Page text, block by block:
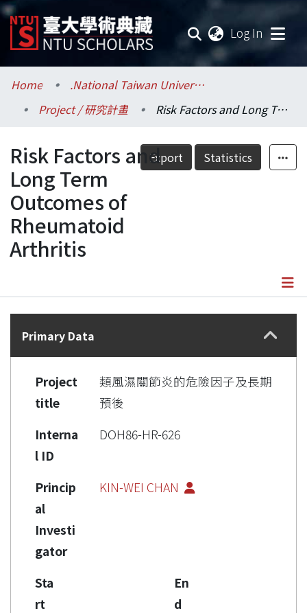
Log In
Communities & Collections
Research Outputs
Fundings & Projects
Researchers
Organizations
Statistics
Home
.National Taiwan University / 國立臺灣大學
Project / 研究計畫
Risk Factors and Long Term Outcomes of Rheumatoid Arthritis
Export Statistics
Risk Factors and
Long Term
Outcomes of
Rheumatoid
Arthritis
Details
Primary Data
Project
title
類風濕關節炎的危險因子及長期
預後
Interna
l ID
DOH86-HR-626
Princip
al
Investi
gator
KIN-WEI CHAN
Sta
rt
En
d